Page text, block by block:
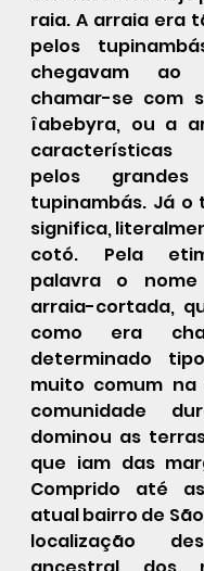
raia. A arraia era
pelos
chegavam
chamar-se com
îabebyra, ou a
características
pelos grandes
tupinambás. Já o
significa,
cotó. Pela
palavra o
arraia-cortada,
como era
determinado
muito comum na
comunidade
dominou as
que iam das
Comprido até
atual bairro de
localização